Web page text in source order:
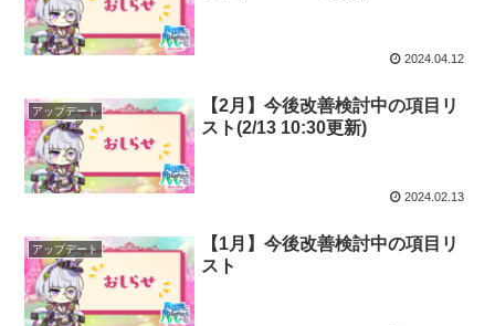
2024.04.12
アップデート
【2月】今後改善検討中の項目リ
スト(2/13 10:30更新)
2024.02.13
アップデート
【1月】今後改善検討中の項目リ
スト